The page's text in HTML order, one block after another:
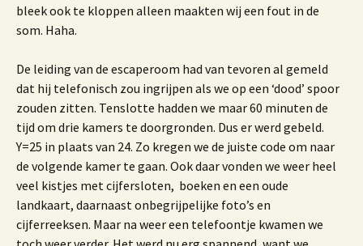
bleek ook te kloppen alleen maakten wij een fout in de
som. Haha.
De leiding van de escaperoom had van tevoren al gemeld
dat hij telefonisch zou ingrijpen als we op een ‘dood’ spoor
zouden zitten. Tenslotte hadden we maar 60 minuten de
tijd om drie kamers te doorgronden. Dus er werd gebeld.
Y=25 in plaats van 24. Zo kregen we de juiste code om naar
de volgende kamer te gaan. Ook daar vonden we weer heel
veel kistjes met cijfersloten, boeken en een oude
landkaart, daarnaast onbegrijpelijke foto’s en
cijferreeksen. Maar na weer een telefoontje kwamen we